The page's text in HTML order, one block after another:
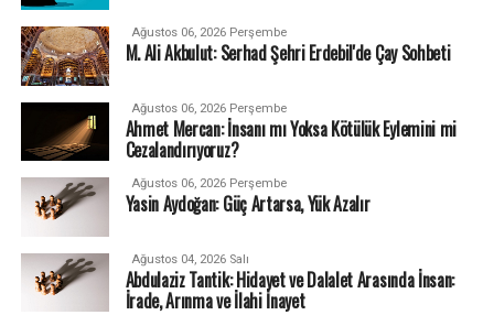
Ağustos 06, 2026 Perşembe
M. Ali Akbulut: Serhad Şehri Erdebil'de Çay Sohbeti
Ağustos 06, 2026 Perşembe
Ahmet Mercan: İnsanı mı Yoksa Kötülük Eylemini mi
Cezalandırıyoruz?
Ağustos 06, 2026 Perşembe
Yasin Aydoğan: Güç Artarsa, Yük Azalır
Ağustos 04, 2026 Salı
Abdulaziz Tantik: Hidayet ve Dalalet Arasında İnsan:
İrade, Arınma ve İlahi İnayet